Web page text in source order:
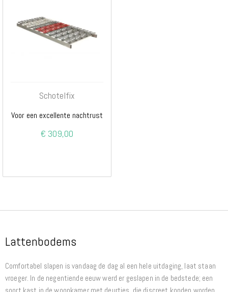
Schotelfix
Voor een excellente nachtrust
€ 309,00
Lattenbodems
Comfortabel slapen is vandaag de dag al een hele uitdaging, laat staan
vroeger. In de negentiende eeuw werd er geslapen in de bedstede; een